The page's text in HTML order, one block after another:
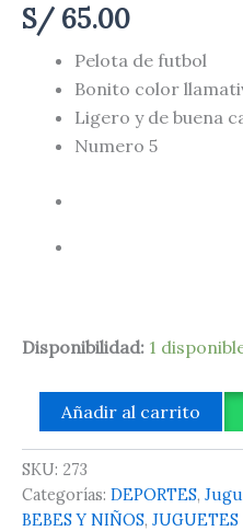
S/ 65.00
Pelota de futbol
Bonito color
Ligero y de buena
Numero 5
Disponibilidad: 1
Añadir al carrito
SKU: 273
Categorías: DEPORTES,
BEBES Y NIÑOS, JUGUETES